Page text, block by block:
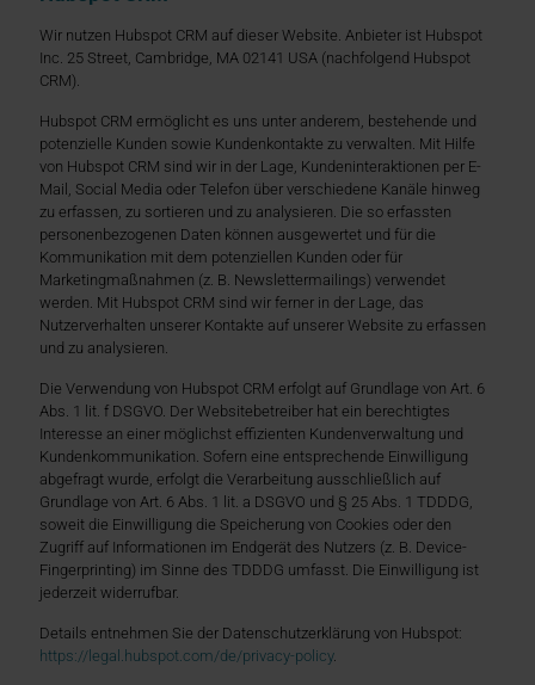
Wir nutzen Hubspot CRM auf dieser Website. Anbieter ist Hubspot
Inc. 25 Street, Cambridge, MA 02141 USA (nachfolgend Hubspot
CRM).
Hubspot CRM ermöglicht es uns unter anderem, bestehende und
potenzielle Kunden sowie Kundenkontakte zu verwalten. Mit Hilfe
von Hubspot CRM sind wir in der Lage, Kundeninteraktionen per E-
Mail, Social Media oder Telefon über verschiedene Kanäle hinweg
zu erfassen, zu sortieren und zu analysieren. Die so erfassten
personenbezogenen Daten können ausgewertet und für die
Kommunikation mit dem potenziellen Kunden oder für
Marketingmaßnahmen (z. B. Newslettermailings) verwendet
werden. Mit Hubspot CRM sind wir ferner in der Lage, das
Nutzerverhalten unserer Kontakte auf unserer Website zu erfassen
und zu analysieren.
Die Verwendung von Hubspot CRM erfolgt auf Grundlage von Art. 6
Abs. 1 lit. f DSGVO. Der Websitebetreiber hat ein berechtigtes
Interesse an einer möglichst effizienten Kundenverwaltung und
Kundenkommunikation. Sofern eine entsprechende Einwilligung
abgefragt wurde, erfolgt die Verarbeitung ausschließlich auf
Grundlage von Art. 6 Abs. 1 lit. a DSGVO und § 25 Abs. 1 TDDDG,
soweit die Einwilligung die Speicherung von Cookies oder den
Zugriff auf Informationen im Endgerät des Nutzers (z. B. Device-
Fingerprinting) im Sinne des TDDDG umfasst. Die Einwilligung ist
jederzeit widerrufbar.
Details entnehmen Sie der Datenschutzerklärung von Hubspot:
https://legal.hubspot.com/de/privacy-policy.